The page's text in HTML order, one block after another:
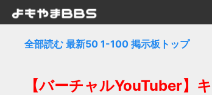
全部読む 最新50 1-100 掲示板トップ
【バーチャルYouTuber】